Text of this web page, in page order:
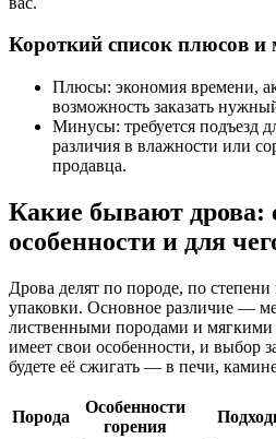
Короткий список плюсов и
Плюсы: экономия времени,
возможность заказать
Минусы: требуется подъезд
различия в влажности или
продавца.
Какие бывают дрова:
особенности и для
Дрова делят по породе, по
упаковки. Основное различие —
лиственными породами и
имеет свои особенности, и выбор
будете её сжигать — в печи,
Порода
Особенности
горения